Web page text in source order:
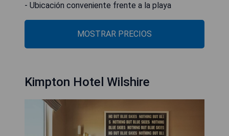
- Ubicación conveniente frente a la playa
MOSTRAR PRECIOS
Kimpton Hotel Wilshire